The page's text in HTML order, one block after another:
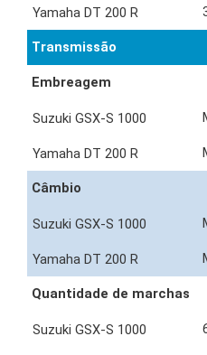
Transmissão
Embreagem
Câmbio
Quantidade de marchas